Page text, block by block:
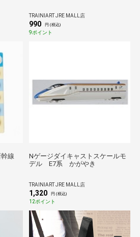
TRAINIART JRE MALL店
990 円 (税込)
9ポイント
線
Nゲージダイキャストスケールモ
デル E7系 かがやき
TRAINIART JRE MALL店
1,320 円 (税込)
12ポイント